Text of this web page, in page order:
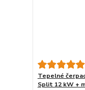
Tepelné
Split 12 kW +